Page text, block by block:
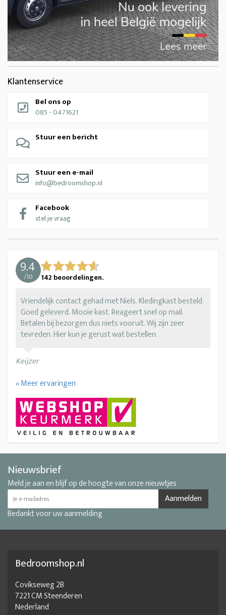
Klantenservice
Bel ons op
085 - 0471621
Stuur een bericht
Stuur een e-mail
info@bedroomshop.nl
Facebook
stel je vraag
9.4
/10 142 beoordelingen.
Vriendelijk contact gehad met Niels. Kledingkast besteld.
Goed geleverd. Mooie kast. Reageert snel op mail.
Betalen bij bezorgen dus niets vooruit. Wij zijn zeer
tevreden. Hier kun je gerust wat bestellen.
Keijzer
» Meer ervaringen
Nieuwsbrief
Meld je aan en blijf op de hoogte van onze nieuwtjes
Aanmelden
Bedankt voor uw aanmelding
Bedroomshop.nl
Covikseweg 2B
7221 CM Steenderen
Nederland